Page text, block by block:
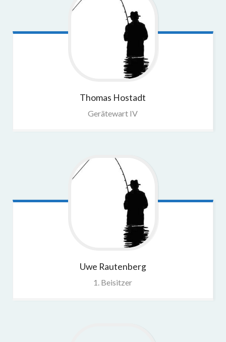
Thomas Hostadt
Gerätewart IV
Uwe Rautenberg
1. Beisitzer